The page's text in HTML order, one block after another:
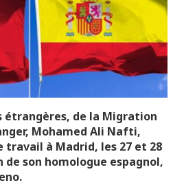
étrangères, de la Migration
Mohamed Ali Nafti,
à Madrid, les 27 et 28
son homologue espagnol,